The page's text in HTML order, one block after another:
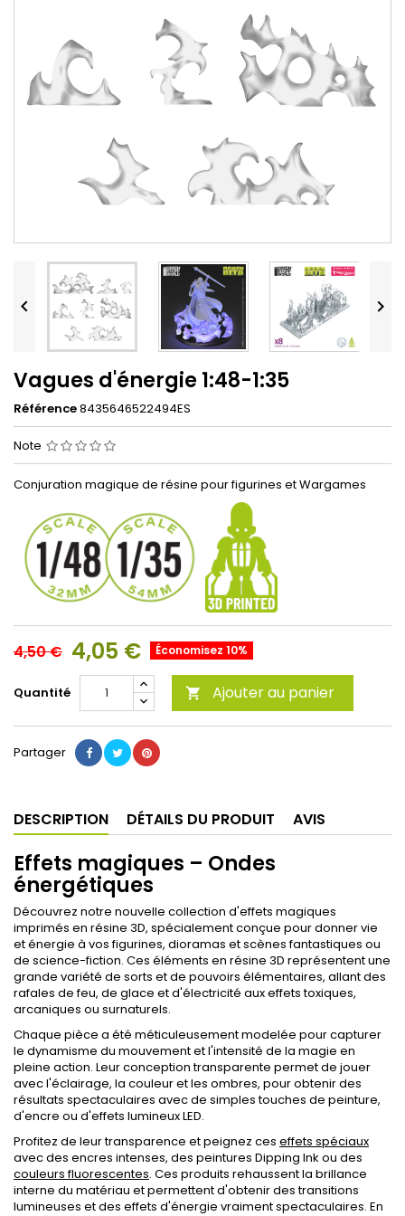
 
Vagues d'énergie 1:48-1:35
Référence8435646522494ES
Note
Conjuration magique de résine pour figurines et Wargames
4,50 € 4,05 € Économisez 10%
Quantité  Ajouter au panier
Partager
DESCRIPTION DÉTAILS DU PRODUIT AVIS
Effets magiques – Ondes
énergétiques
Découvrez notre nouvelle collection d'effets magiques
imprimés en résine 3D, spécialement conçue pour donner vie
et énergie à vos figurines, dioramas et scènes fantastiques ou
de science-fiction. Ces éléments en résine 3D représentent une
grande variété de sorts et de pouvoirs élémentaires, allant des
rafales de feu, de glace et d'électricité aux effets toxiques,
arcaniques ou surnaturels.
Chaque pièce a été méticuleusement modelée pour capturer
le dynamisme du mouvement et l'intensité de la magie en
pleine action. Leur conception transparente permet de jouer
avec l'éclairage, la couleur et les ombres, pour obtenir des
résultats spectaculaires avec de simples touches de peinture,
d'encre ou d'effets lumineux LED.
Profitez de leur transparence et peignez ces effets spéciaux
avec des encres intenses, des peintures Dipping Ink ou des
couleurs fluorescentes. Ces produits rehaussent la brillance
interne du matériau et permettent d'obtenir des transitions
lumineuses et des effets d'énergie vraiment spectaculaires. En